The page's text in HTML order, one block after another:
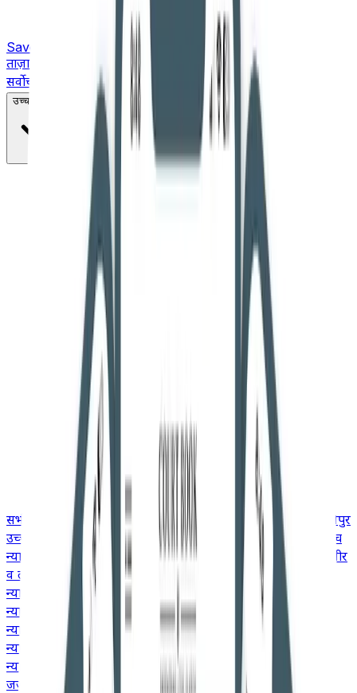
Saved
ताज़ा ख़बरें
सर्वोच्च न्यायालय
उच्च न्यायालय
सभी उच्च न्यायालयगुजरात उच्च न्यायालय उत्तराखंड उच्च न्यायालय
मणिपुर
उच्च न्यायालय मद्रास उच्च न्यायालय मध्य प्रदेश उच्च न्यायालय
केरल उच्च
न्यायालय
कर्नाटक उच्च न्यायालय झारखंड उच्च न्यायालय
जम्मू और कश्मीर
व लद्दाख उच्च न्यायालय
हिमाचल प्रदेश उच्च न्यायालय
मेघालय उच्च
न्यायालय
गुवाहाटी उच्च न्यायालय दिल्ली उच्च न्यायालय
छत्तीसगढ़ उच्च
न्यायालय
कलकत्ता उच्च न्यायालयबॉम्बे उच्च न्यायालय
आंध्र प्रदेश उच्च
न्यायालय
इलाहाबाद उच्च न्यायालयओडिशा उच्च न्यायालय
पटना उच्च
न्यायालय
पंजाब और हरियाणा उच्च न्यायालय
न्यायालय
तेलंगाना उच्च न्यायालय
जजमेंट